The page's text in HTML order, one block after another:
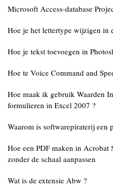
Microsoft Access-database
Hoe je het lettertype wijzigen in
Hoe je tekst toevoegen in
Hoe te Voice Command and
Hoe maak ik gebruik Waarden
formulieren in Excel 2007 ?
Waarom is softwarepiraterij een
Hoe een PDF maken in
zonder de schaal aanpassen
Wat is de extensie Abw ?